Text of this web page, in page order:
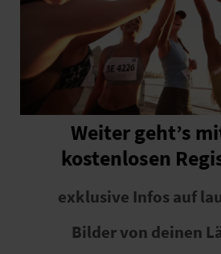
Weiter geht’s
kostenlosen
exklusive Infos auf
Bilder von deinen